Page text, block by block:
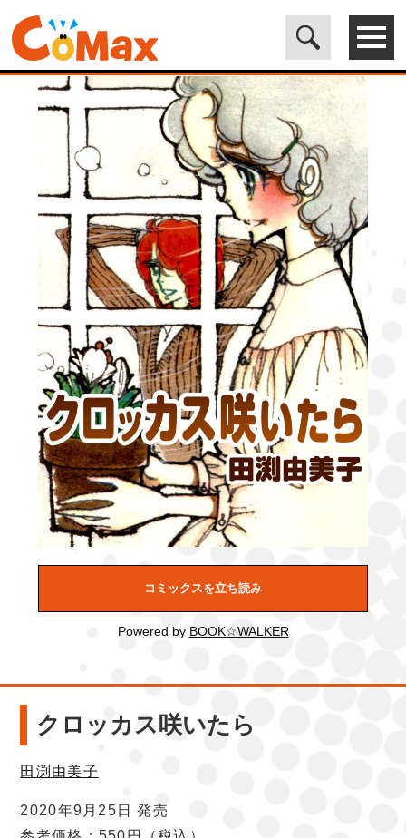
電子書籍マンガ CoMax(コマックス)公式サイト - 株式会社ICE>
LEGEND> クロッカス咲いたら
コミックスを立ち読み
Powered by BOOK☆WALKER
クロッカス咲いたら
田渕由美子
2020年9月25日 発売